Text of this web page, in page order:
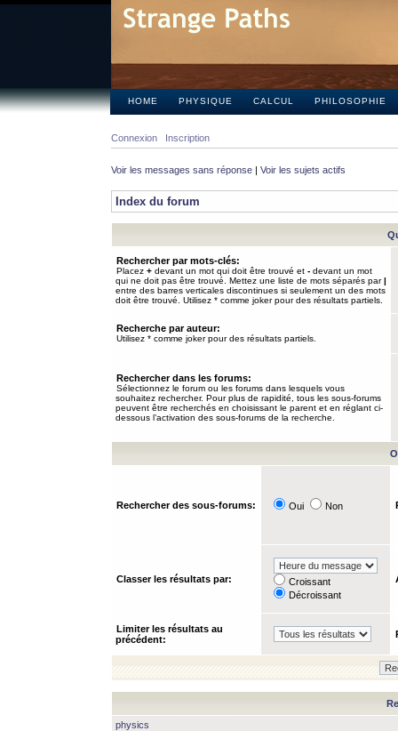
HOME PHYSIQUE CALCUL PHILOSOPHIE
Connexion Inscription
Voir les messages sans réponse | Voir les sujets actifs
Index du forum
Rechercher par mots-clés:
Placez + devant un mot qui doit être trouvé et - devant un mot
qui ne doit pas être trouvé. Mettez une liste de mots séparés par|
entre des barres verticales discontinues si seulement un des mots
doit être trouvé. Utilisez * comme joker pour des résultats partiels.
Recherche par auteur:
Utilisez * comme joker pour des résultats partiels.
Rechercher dans les forums:
Sélectionnez le forum ou les forums dans lesquels vous
souhaitez rechercher. Pour plus de rapidité, tous les sous-forums
peuvent être recherchés en choisissant le parent et en réglant ci-
dessous l’activation des sous-forums de la recherche.
Rechercher des sous-forums: Oui Non
Classer les résultats par:
Croissant
Décroissant
Limiter les résultats au
précédent:
physics